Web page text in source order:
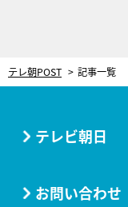
テレ朝POST 記事一覧
テレビ朝日
お問い合わせ